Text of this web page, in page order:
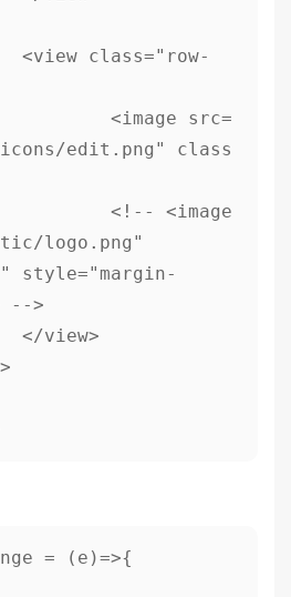
edit.png" class
logo.png"
style="margin-
-->
= (e)=>{